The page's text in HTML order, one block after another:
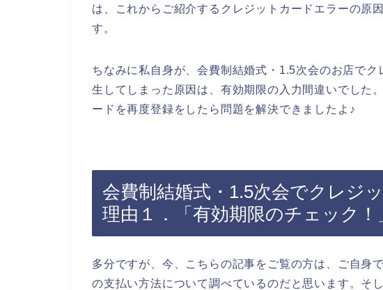
は、これからご紹介するクレジットカードエラーの原
す。
ちなみに私自身が、会費制結婚式・1.5次会のお店で
生してしまった原因は、有効期限の入力間違いでした
ードを再度登録をしたら問題を解決できましたよ♪
会費制結婚式・1.5次会でクレジ
理由１．「有効期限のチェック！
多分ですが、今、こちらの記事をご覧の方は、ご自身
の支払い方法について調べているのだと思います。そ